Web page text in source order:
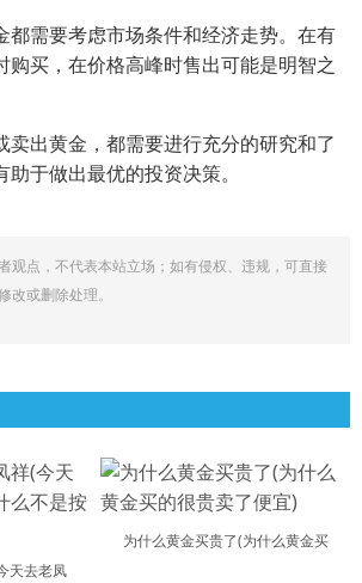
都需要考虑市场条件和经济走势。在有
购买，在价格高峰时售出可能是明智之
卖出黄金，都需要进行充分的研究和了
于做出最优的投资决策。
观点，不代表本站立场；如有侵权、违规，可直接
改或删除处理。
天去老凤
为什么黄金买贵了(为什么黄金买